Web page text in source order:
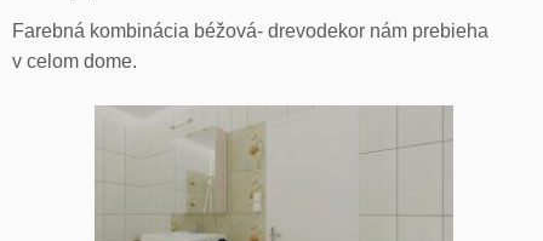
Farebná kombinácia béžová- drevodekor nám prebieha
v celom dome.